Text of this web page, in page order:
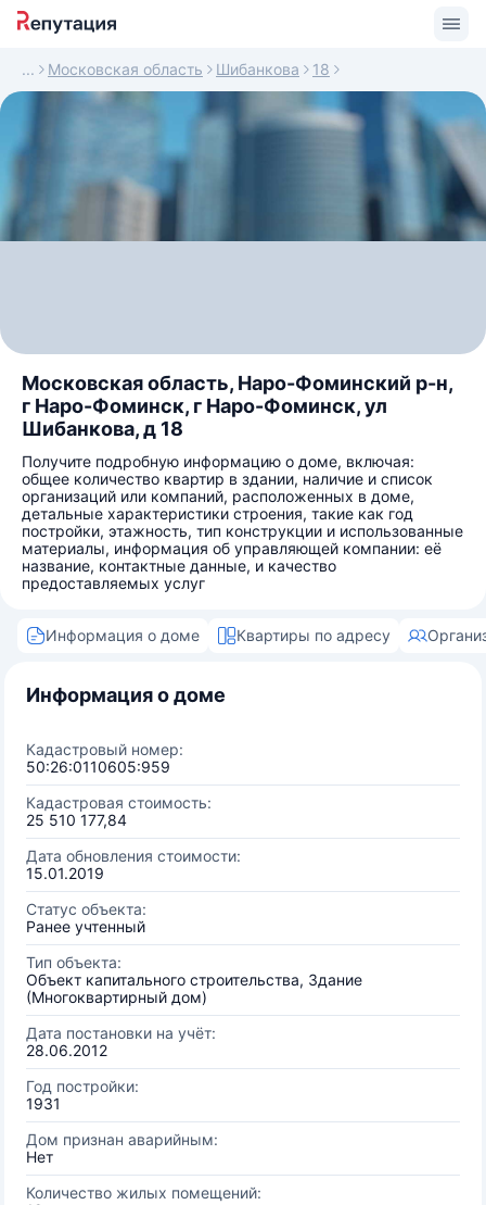
Московская область Шибанкова 18
Московская область, Наро-Фоминский р-н,
г Наро-Фоминск, г Наро-Фоминск, ул
Шибанкова, д 18
Получите подробную информацию о доме, включая:
общее количество квартир в здании, наличие и список
организаций или компаний, расположенных в доме,
детальные характеристики строения, такие как год
постройки, этажность, тип конструкции и использованные
материалы, информация об управляющей компании: её
название, контактные данные, и качество
предоставляемых услуг
Информация о доме Квартиры по адресу
Информация о доме
Кадастровый номер:
50:26:0110605:959
Кадастровая стоимость:
25 510 177,84
Дата обновления стоимости:
15.01.2019
Статус объекта:
Ранее учтенный
Тип объекта:
Объект капитального строительства, Здание
(Многоквартирный дом)
Дата постановки на учёт:
28.06.2012
Год постройки:
1931
Дом признан аварийным:
Нет
Количество жилых помещений: